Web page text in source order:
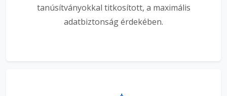
tanúsítványokkal titkosított, a maximális
adatbiztonság érdekében.